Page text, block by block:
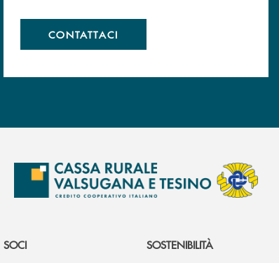
CONTATTACI
SOCI
SOSTENIBILITÀ